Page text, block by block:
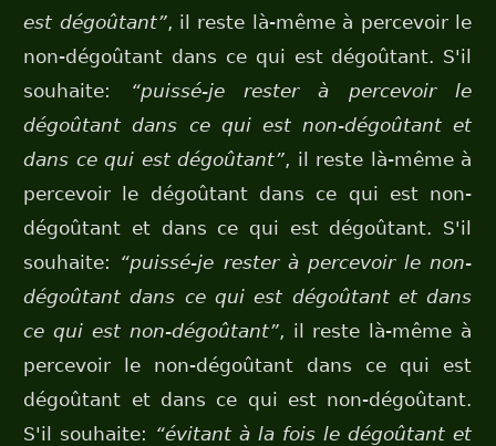
est dégoûtant”, il reste là-même à percevoir le
non-dégoûtant dans ce qui est dégoûtant. S'il
souhaite:
“puissé-je rester à percevoir le
dégoûtant dans ce qui est non-dégoûtant et
dans ce qui est dégoûtant”, il reste là-même à
percevoir le dégoûtant dans ce qui est non-
dégoûtant et dans ce qui est dégoûtant. S'il
souhaite: “puissé-je rester à percevoir le non-
dégoûtant dans ce qui est dégoûtant et dans
ce qui est non-dégoûtant”, il reste là-même à
percevoir le non-dégoûtant dans ce qui est
dégoûtant et dans ce qui est non-dégoûtant.
S'il souhaite: “évitant à la fois le dégoûtant et